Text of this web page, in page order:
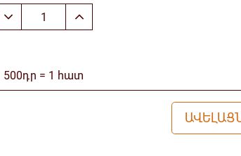
500դր = 1 հատ